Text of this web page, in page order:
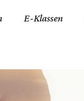
E-Klassen
Junior zon-